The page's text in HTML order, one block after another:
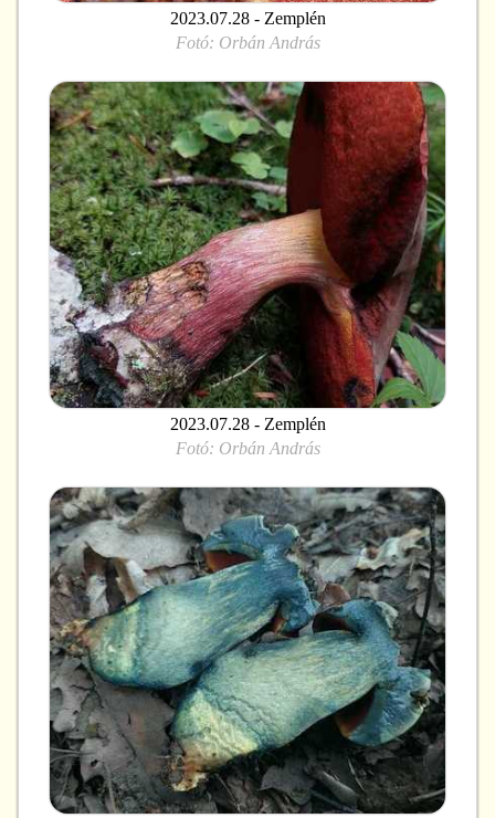
2023.07.28 - Zemplén
Fotó: Orbán András
2023.07.28 - Zemplén
Fotó: Orbán András